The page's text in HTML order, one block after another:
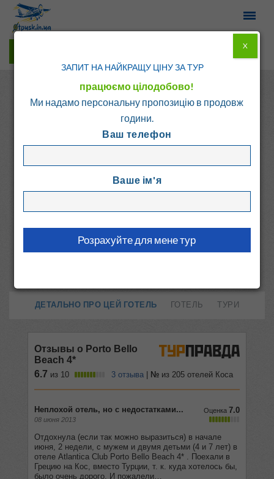
Греція о. Кос
Греція, о. Кос
ДЕТАЛЬНО ПРО ЦЕЙ ГОТЕЛЬ ГОТЕЛЬ ТУРИ
ЗАПИТ НА НАЙКРАЩУ ЦІНУ ЗА ТУР
працюємо цілодобово!
Ми надамо персональну пропозицію в продовж
години.
Ваш телефон
Ваше ім'я
X